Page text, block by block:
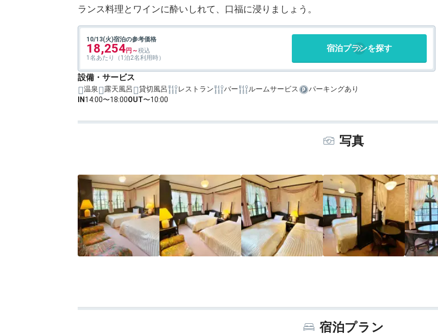
ランス料理とワインに酔いしれて、口福に浸りましょう。
10/13(火)宿泊の参考価格
18,254
1名あたり（1泊2名利用時）
宿泊プランを探す
設備・サービス
温泉 露天風呂 貸切風呂 レストラン バー ルームサービス
パーキングあり
IN 14:00〜18:00OUT〜10:00
写真
宿泊プラン